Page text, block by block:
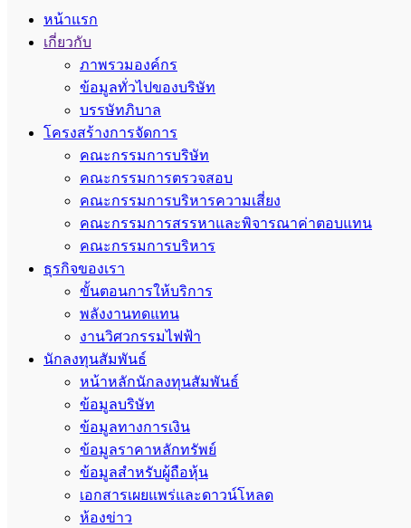
หน้าแรก
เกี่ยวกับ
ภาพรวมองค์กร
ข้อมูลทั่วไปของบริษัท
บรรษัทภิบาล
โครงสร้างการจัดการ
คณะกรรมการบริษัท
คณะกรรมการตรวจสอบ
คณะกรรมการบริหารความเสี่ยง
คณะกรรมการสรรหาและพิจารณาค่าตอบแทน
คณะกรรมการบริหาร
ธุรกิจของเรา
ขั้นตอนการให้บริการ
พลังงานทดแทน
งานวิศวกรรมไฟฟ้า
นักลงทุนสัมพันธ์
หน้าหลักนักลงทุนสัมพันธ์
ข้อมูลบริษัท
ข้อมูลทางการเงิน
ข้อมูลราคาหลักทรัพย์
ข้อมูลสำหรับผู้ถือหุ้น
เอกสารเผยแพร่และดาวน์โหลด
ห้องข่าว